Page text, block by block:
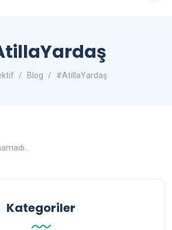
Blog #AtillaYardaş
Kategoriler